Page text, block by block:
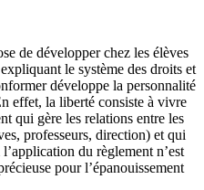
de développer chez les élèves
le système des droits et
développe la personnalité
effet, la liberté consiste à vivre
qui gère les relations entre les
professeurs, direction) et qui
du règlement n’est
pour l’épanouissement